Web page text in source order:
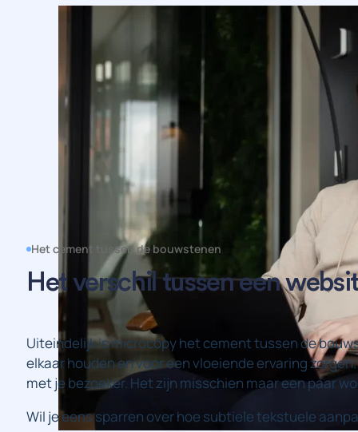
brede internationale doelgroep kunnen
Het cement tussen de bouwstenen
Het verschil tussen een
Uiteindelijk is microcopy het cement tussen de
elkaar houden en voor een vloeiende ervaring
met je bezoeker. Het zijn misschien maar een paar
Wil je eens sparren over hoe subtiele tekstuele